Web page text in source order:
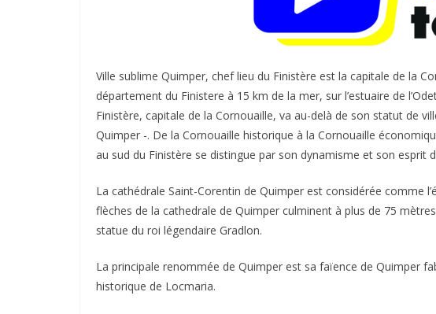
Ville sublime Quimper, chef lieu du Finistère est la capitale de la
département du Finistere à 15 km de la mer, sur l’estuaire de
Finistère, capitale de la Cornouaille, va au-delà de son statut de
Quimper -. De la Cornouaille historique à la Cornouaille
au sud du Finistère se distingue par son dynamisme et son esprit
La cathédrale Saint-Corentin de Quimper est considérée comme
flèches de la cathedrale de Quimper culminent à plus de 75
statue du roi légendaire Gradlon.
La principale renommée de Quimper est sa faïence de Quimper
historique de Locmaria.